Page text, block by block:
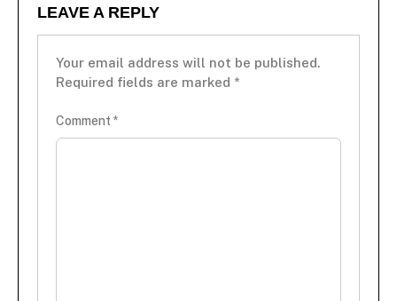
LEAVE A REPLY
Your email address will not be published.
Required fields are marked *
Comment *